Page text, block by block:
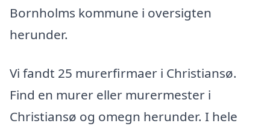
Bornholms kommune i oversigten
herunder.
Vi fandt 25 murerfirmaer i Christiansø.
Find en murer eller murermester i
Christiansø og omegn herunder. I hele